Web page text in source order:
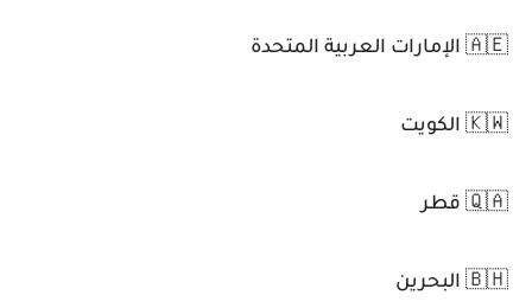
🇦🇪 الإمارات العربية المتحدة
🇰🇼 الكويت
🇶🇦 قطر
🇧🇭 البحرين